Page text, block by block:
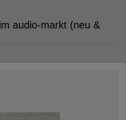
audio-markt (neu &